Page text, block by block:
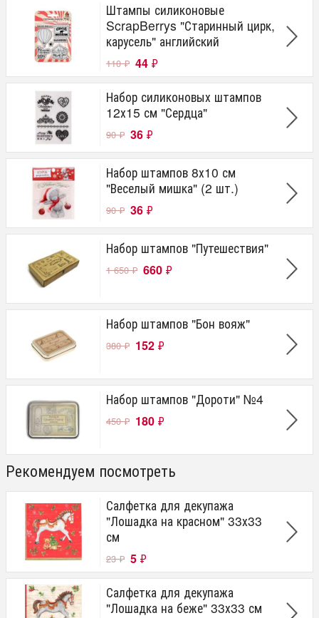
Штампы силиконовые
ScrapBerrys "Старинный цирк,
карусель" английский
110₽ 44 ₽
Набор силиконовых штампов
12х15 см "Сердца"
90₽ 36 ₽
Набор штампов 8х10 см
"Веселый мишка" (2 шт.)
90₽ 36 ₽
Набор штампов "Путешествия"
1 650₽ 660 ₽
Набор штампов "Бон вояж"
380₽ 152 ₽
Набор штампов "Дороти" №4
450₽ 180 ₽
Рекомендуем посмотреть
Салфетка для декупажа
"Лошадка на красном" 33х33
см
23₽ 5 ₽
Салфетка для декупажа
"Лошадка на беже" 33х33 см